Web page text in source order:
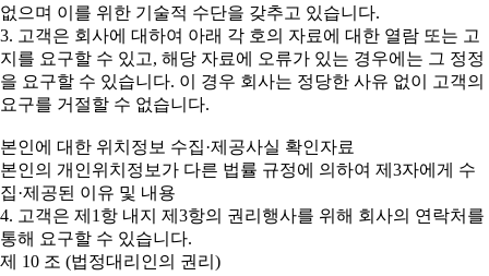
없으며 이를 위한 기술적 수단을 갖추고 있습니다.
3. 고객은 회사에 대하여 아래 각 호의 자료에 대한 열람 또는 고
지를 요구할 수 있고, 해당 자료에 오류가 있는 경우에는 그 정정
을 요구할 수 있습니다. 이 경우 회사는 정당한 사유 없이 고객의
요구를 거절할 수 없습니다.
본인에 대한 위치정보 수집·제공사실 확인자료
본인의 개인위치정보가 다른 법률 규정에 의하여 제3자에게 수
집·제공된 이유 및 내용
4. 고객은 제1항 내지 제3항의 권리행사를 위해 회사의 연락처를
통해 요구할 수 있습니다.
제 10 조 (법정대리인의 권리)